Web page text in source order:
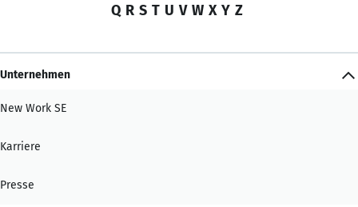
Q R S T U V W X Y Z
Unternehmen
New Work SE
Karriere
Presse